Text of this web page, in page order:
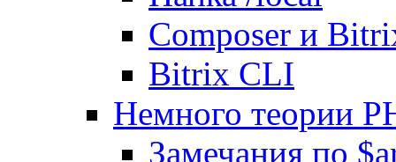
Composer и
Bitrix CLI
Немного теории
Замечания по